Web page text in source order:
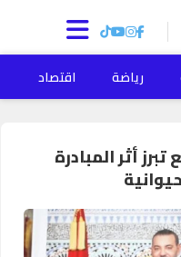
رياضة اقتصاد
أثر المبادرة